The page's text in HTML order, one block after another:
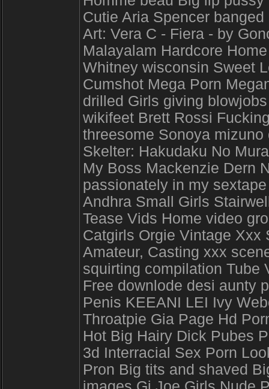
Cutie Aria Spencer
Art: Vera C - Fiera - by
Malayalam Hardcore
Whitney wisconsin Sweet
Cumshot Mega Porn
drilled Girls giving
wikifeet Brett Rossi
threesome Sonoya
Skelter: Hakudaku No
My Boss Mackenzie Dern
passionately in my
Andhra Small Girls
Tease Vids Home video
Catgirls Orgie Vintage Xxx
Amateur, Casting xxx
squirting compilation Tube
Free downlode desi aunty
Penis KEEANI LEI Ivy
Throatpie Gia Page Hd
Hot Big Hairy Dick Pubes
3d Interracial Sex Porn
Pron Big tits and shaved